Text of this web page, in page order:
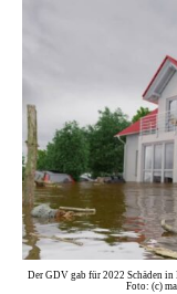
Der GDV gab für 2022 Schäden
Foto: (c)